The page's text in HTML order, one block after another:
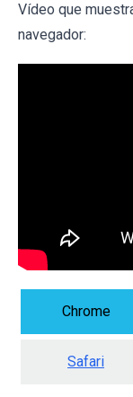
Vídeo que
navegador:
Chrome
Safari